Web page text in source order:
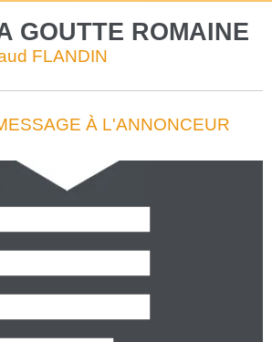
GOUTTE ROMAINE
FLANDIN
À L'ANNONCEUR